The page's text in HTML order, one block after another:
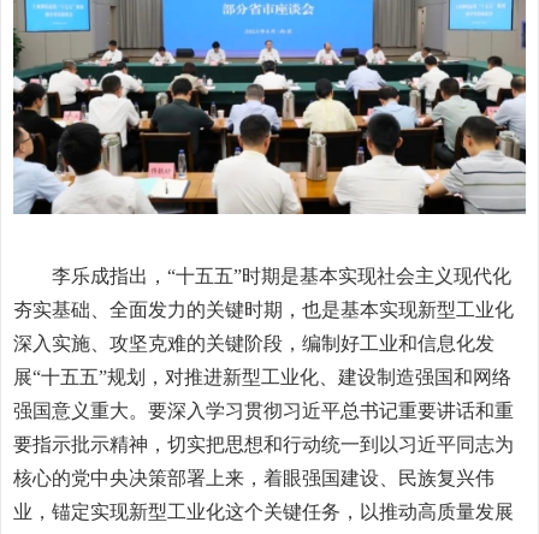
李乐成指出，“十五五”时期是基本实现社会主义现代化
夯实基础、全面发力的关键时期，也是基本实现新型工业化
深入实施、攻坚克难的关键阶段，编制好工业和信息化发
展“十五五”规划，对推进新型工业化、建设制造强国和网络
强国意义重大。要深入学习贯彻习近平总书记重要讲话和重
要指示批示精神，切实把思想和行动统一到以习近平同志为
核心的党中央决策部署上来，着眼强国建设、民族复兴伟
业，锚定实现新型工业化这个关键任务，以推动高质量发展